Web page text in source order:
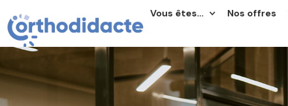
Vous êtes… Nos offres